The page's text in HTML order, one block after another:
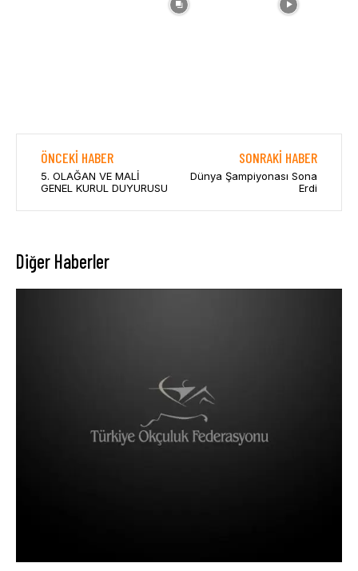
ÖNCEKI HABER
5. OLAĞAN VE MALİ
GENEL KURUL DUYURUSU
SONRAKI HABER
Dünya Şampiyonası Sona
Erdi
Diğer Haberler